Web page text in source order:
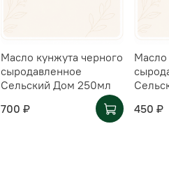
Масло кунжута черного
сыродавленное
Сельский Дом 250мл
700 ₽
Масло
450 ₽